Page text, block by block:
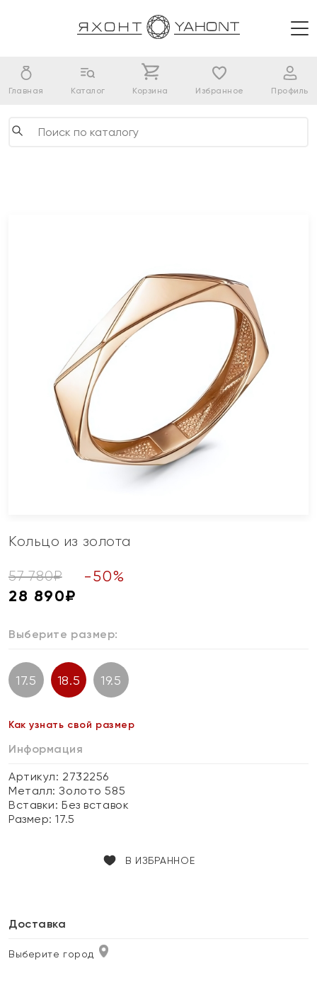
Главная Каталог Корзина Избранное Профиль
Кольцо из золота
57 780₽ -50%
28 890₽
Выберите размер:
17.5 18.5 19.5
Как узнать свой размер
Информация
Артикул: 2732256
Металл:Золото 585
Вставки:Без вставок
Размер:17.5
В ИЗБРАННОЕ
Доставка
Выберите город